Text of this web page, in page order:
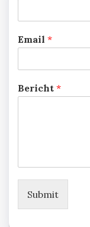
Email *
Bericht *
Submit